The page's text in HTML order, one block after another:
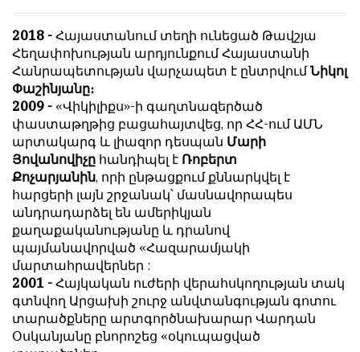
для
публикации.
Противоположные
мнения
публикуются,
даже
если
принимаются
без
восторга.
Главный
редактор
—
Армен
фон
Геворкян
հրապարակվում
են
նույն
իրավունքով։
Գովազդային
տեքստերը,
լուսանկարները
և
բովանդակությունը
Խմբագրության
վերահսկողությունից
դուրս
են։
Խմբագիր-
տնօրեն՝
Արմեն
ֆոն
Գևորգյան
2018 - Հայաստանում տեղի ունեցած Թավշյա
Հեղափոխության արդյունքում Հայաստանի
Հանրապետության վարչապետ է ընտրվումՆիկոլ
Փաշինյանը։
2009 - «Վիկիլիքս»-ի գաղտնազերծած
փաստաթղթից բացահայտվեց, որ ՀՀ-ում ԱՄՆ
արտակարգ և լիազոր դեսպան Մարի
Յովանովիչը հանդիպել է Ռոբերտ
Քոչարյանին, որի ընթացքում քննարկվել է
հարցերի լայն շրջանակ՝ մասնավորապես
անդրադարձել են ամերիկյան
քաղաքականությանը և դրանով
պայմանավորված «Հազարամյակի
մարտահրավերներ :
2001 - Հայկական ուժերի վերահսկողության տակ
գտնվող Արցախի շուրջ անվտանգության գոտու
տարածքները արտգործնախարար Վարդան
Օսկանյանը բնորոշեց «օկուպացված